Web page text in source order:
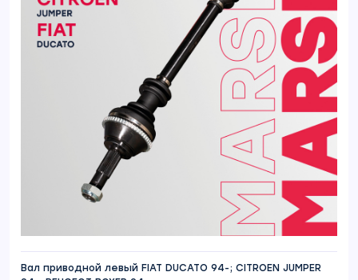
Вал приводной левый FIAT DUCATO 94-; CITROEN JUMPER